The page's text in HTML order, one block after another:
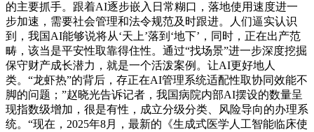
的主要抓手。跟着AI逐步嵌入日常糊口，落地使用速度进一
步加速，需要社会管理和法令规范及时跟进。人们逼实认识
到，我国AI能够说将从‘天上’落到‘地下’，同时，正在出产范
畴，该当是平安性取靠得住性。通过“找场景”进一步深度挖掘
保守财产成长潜力，就是一个活泼案例。让AI更好地人
类。“龙虾热”的背后，存正在AI管理系统适配性取协同效能不
脚的问题；”赵晓光告诉记者，我国病院内部AI摆设的数量呈
现指数级增加，很是有性，成立分级分类、风险导向的办理系
统。“现在，2025年8月，最新的《生成式医学人工智能临床使